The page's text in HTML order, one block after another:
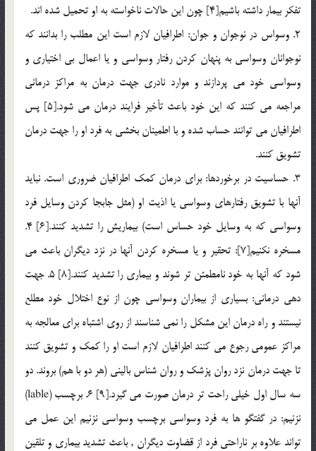
تفكر بيمار داشته باشيم[4] چون اين حالات ناخواسته به او تحميل شده اند.
2. وسواس در نوجوان و جوان: اطرافيان لازم است اين مطلب را بدانند كه
نوجوانان وسواسي به پنهان كردن رفتار وسواسي و يا اعمال بي اختياري و
وسواسي خود مي پردازند و موارد نادري جهت درمان به مراكز درماني
مراجعه مي كنند كه اين خود باعث تأخير فرايند درمان مي شود.[5] پس
اطرافيان مي توانند حساب شده و با اطمينان بخشي به فرد او را جهت درمان
تشويق كنند.
3. حساسيت در برخوردها: براي درمان كمك اطرافيان ضروري است. نبايد
آنها با تشويق رفتارهاي وسواسي يا اذيت او (مثل جابجا كردن وسايل فرد
وسواسي كه به وسايل خود حساس است) بيماريش را تشديد كنند.[6] 4.
مسخره نكنيم[7]: تحقير و يا مسخره كردن آنها در نزد ديگران باعث مي
شود كه آنها به خود نامطمئن تر شوند و بيماري را تشديد كنند.[8] 5. جهت
دهي درماني: بسياري از بيماران وسواسي چون از نوع اختلال خود مطلع
نيستند و راه درمان اين مشكل را نمي شناسند از روي اشتباه براي معالجه به
مراكز عمومي رجوع مي كنند اطرافيان لازم است او را كمك و تشويق كنند
تا جهت درمان نزد روان پزشك و روان شناس باليني (هر دو با هم) بروند. دو
سه سال اول خيلي راحت تر درمان صورت مي گيرد.[9] 6. برچسب (lable)
نزنيم: در گفتگو ها به فرد وسواسي برچسب وسواسي نزنيم اين عمل مي
تواند علاوه بر ناراحتي فرد از قضاوت ديگران , باعث تشديد بيماري و تلقين